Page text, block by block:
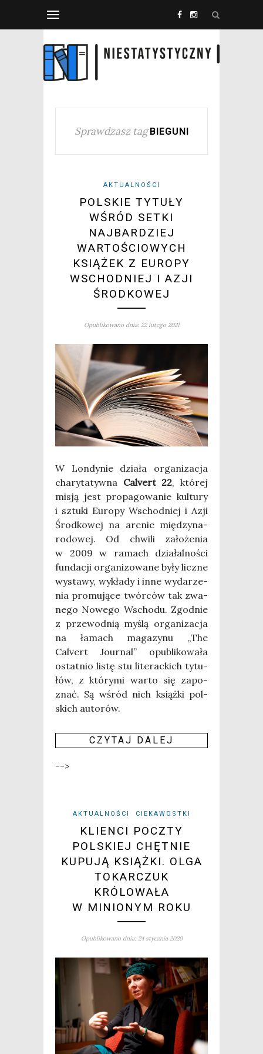
Sprawdzasz tag BIEGUNI
AKTUALNOŚCI
POLSKIE TYTUŁY
WŚRÓD SETKI
NAJBARDZIEJ
WARTOŚCIOWYCH
KSIĄŻEK Z EUROPY
WSCHODNIEJ I AZJI
ŚRODKOWEJ
Opublikowano dnia: 22 lutego 2021
W Lon­dy­nie dzia­ła orga­ni­za­cja
cha­ry­ta­tyw­na Calvert 22, któ­rej
misją jest pro­pa­go­wa­nie kul­tu­ry
i sztu­ki Euro­py Wschod­niej i Azji
Środ­ko­wej na are­nie mię­dzy­na­
ro­do­wej. Od chwi­li zało­że­nia
w 2009 w ramach dzia­łal­no­ści
fun­da­cji orga­ni­zo­wa­ne były licz­ne
wysta­wy, wykła­dy i inne wyda­rze­
nia pro­mu­ją­ce twór­ców tak zwa­
ne­go Nowe­go Wscho­du. Zgod­nie
z prze­wod­nią myślą orga­ni­za­cja
na łamach maga­zy­nu „The
Calvert Jour­nal” opu­bli­ko­wa­ła
ostat­nio listę stu lite­rac­kich tytu­
łów, z któ­ry­mi war­to się zapo­
znać. Są wśród nich książ­ki pol­
skich auto­rów.
CZY­TAJ DALEJ
-->
AKTUALNOŚCI CIEKAWOSTKI
KLIENCI POCZTY
POLSKIEJ CHĘTNIE
KUPUJĄ KSIĄŻKI. OLGA
TOKARCZUK
KRÓLOWAŁA
W MINIONYM ROKU
Opublikowano dnia: 24 stycznia 2020